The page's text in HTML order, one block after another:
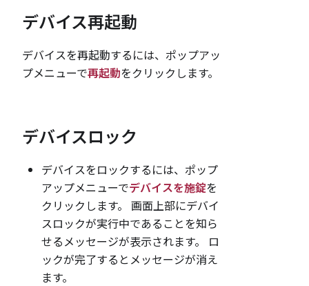
デバイス再起動
デバイスを再起動するには、ポップアッ
プメニューで再起動をクリックします。
デバイスロック
デバイスをロックするには、ポップ
アップメニューでデバイスを施錠を
クリックします。 画面上部にデバイ
スロックが実行中であることを知ら
せるメッセージが表示されます。 ロ
ックが完了するとメッセージが消え
ます。